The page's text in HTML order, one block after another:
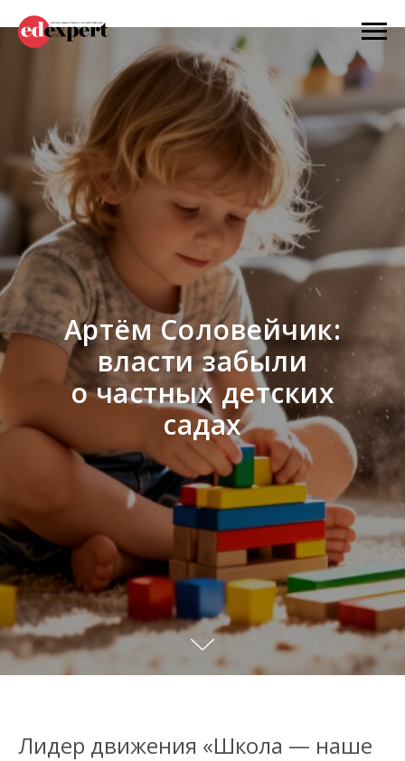
Артём Соловейчик:
власти забыли
о частных детских
садах
Лидер движения «Школа — наше